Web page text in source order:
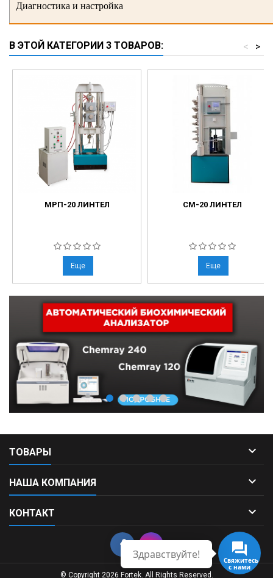
Диагностика и настройка
В ЭТОЙ КАТЕГОРИИ 3 ТОВАРОВ: >
<
МРП-20 ЛИНТЕЛ
Еще
СМ-20 ЛИНТЕЛ
Еще
ТОВАРЫ 
НАША КОМПАНИЯ 
КОНТАКТ 
Свяжитесь
с нами
Здравствуйте!
© Copyright 2026 Fortek. All Rights Reserved.